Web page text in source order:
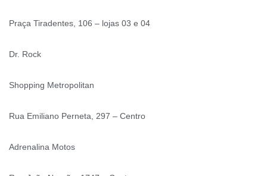
Praça Tiradentes, 106 – lojas 03 e 04
Dr. Rock
Shopping Metropolitan
Rua Emiliano Perneta, 297 – Centro
Adrenalina Motos